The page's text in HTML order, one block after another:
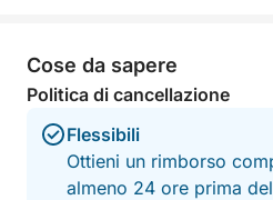
Cose da sapere
Politica di cancellazione
Flessibili
Ottieni un rimborso
almeno 24 ore prima